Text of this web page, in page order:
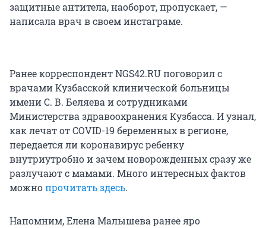
защитные антитела, наоборот, пропускает, —
написала врач в своем инстаграме.
Ранее корреспондент NGS42.RU поговорил с
врачами Кузбасской клинической больницы
имени С. В. Беляева и сотрудниками
Министерства здравоохранения Кузбасса. И узнал,
как лечат от COVID-19 беременных в регионе,
передается ли коронавирус ребенку
внутриутробно и зачем новорожденных сразу же
разлучают с мамами. Много интересных фактов
можнопрочитать здесь.
Напомним, Елена Малышева ранее яро